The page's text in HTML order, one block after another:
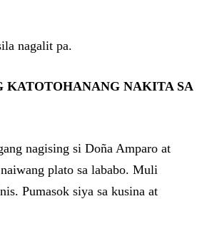
nagalit pa.
KATOTOHANANG NAKITA SA
nagising si Doña Amparo at
plato sa lababo. Muli
Pumasok siya sa kusina at